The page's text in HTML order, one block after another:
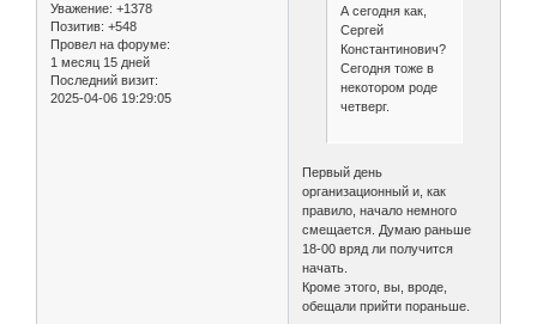
Уважение: +1378
Позитив: +548
Провел на форуме:
1 месяц 15 дней
Последний визит:
2025-04-06 19:29:05
А сегодня как,
Сергей
Константинович?
Сегодня тоже в
некотором роде
четверг.
Первый день
организационный и, как
правило, начало немного
смещается. Думаю раньше
18-00 вряд ли получится
начать.
Кроме этого, вы, вроде,
обещали прийти пораньше.